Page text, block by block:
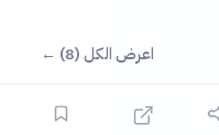
اعرض الكل (8) ←